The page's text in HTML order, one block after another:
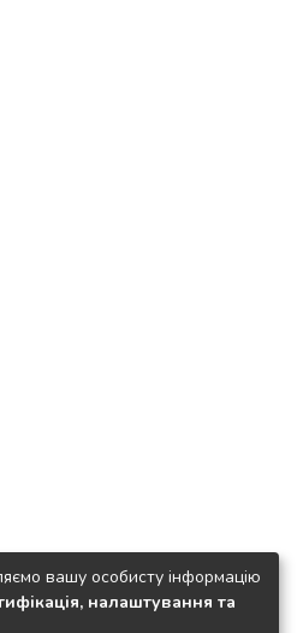
вашу особисту інформацію
налаштування та